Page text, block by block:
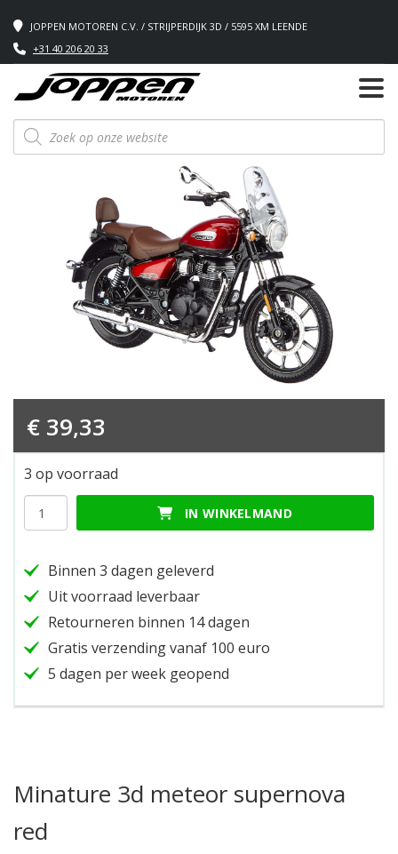
JOPPEN MOTOREN C.V. / STRIJPERDIJK 3D / 5595 XM LEENDE
+31 40 206 20 33
Producten
zoeken
Minature 3d meteor supernova
red
€ 39,33
3 op voorraad
Minature
red
hoeveelheid
IN WINKELMAND
Binnen 3 dagen geleverd
Uit voorraad leverbaar
Retourneren binnen 14 dagen
Gratis verzending vanaf 100 euro
5 dagen per week geopend